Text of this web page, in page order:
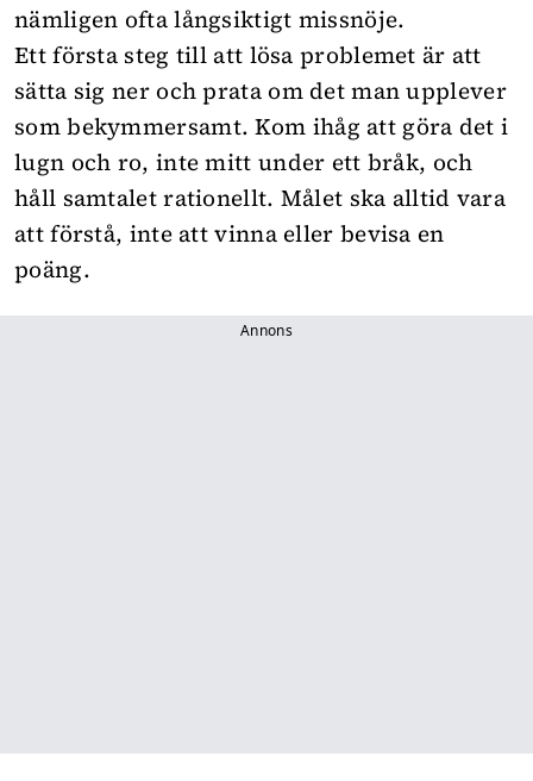
nämligen ofta långsiktigt missnöje.
Ett första steg till att lösa problemet är att
sätta sig ner och prata om det man upplever
som bekymmersamt. Kom ihåg att göra det i
lugn och ro, inte mitt under ett bråk, och
håll samtalet rationellt. Målet ska alltid vara
att förstå, inte att vinna eller bevisa en
poäng.
Annons